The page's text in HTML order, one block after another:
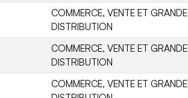
COMMERCE, VENTE ET GRANDE
DISTRIBUTION
COMMERCE, VENTE ET GRANDE
DISTRIBUTION
COMMERCE, VENTE ET GRANDE